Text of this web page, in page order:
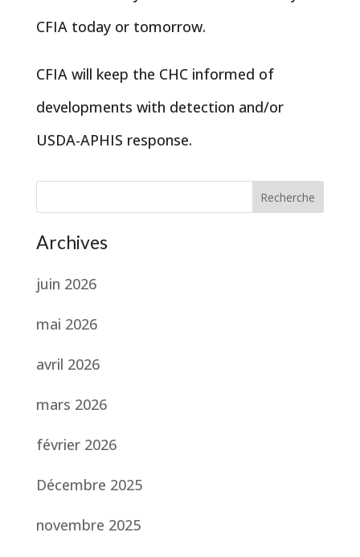
CFIA today or tomorrow.
CFIA will keep the CHC informed of
developments with detection and/or
USDA-APHIS response.
Recherche
Archives
juin 2026
mai 2026
avril 2026
mars 2026
février 2026
Décembre 2025
novembre 2025